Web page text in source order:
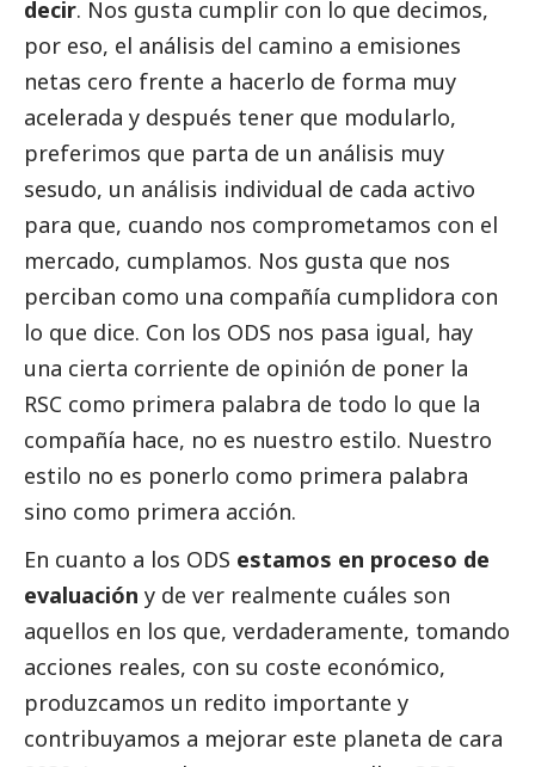
decir. Nos gusta cumplir con lo que decimos,
por eso, el análisis del camino a emisiones
netas cero frente a hacerlo de forma muy
acelerada y después tener que modularlo,
preferimos que parta de un análisis muy
sesudo, un análisis individual de cada activo
para que, cuando nos comprometamos con el
mercado, cumplamos. Nos gusta que nos
perciban como una compañía cumplidora con
lo que dice. Con los ODS nos pasa igual, hay
una cierta corriente de opinión de poner la
RSC como primera palabra de todo lo que la
compañía hace, no es nuestro estilo. Nuestro
estilo no es ponerlo como primera palabra
sino como primera acción.
En cuanto a los ODS estamos en proceso de
evaluación y de ver realmente cuáles son
aquellos en los que, verdaderamente, tomando
acciones reales, con su coste económico,
produzcamos un redito importante y
contribuyamos a mejorar este planeta de cara